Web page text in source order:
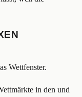
Wettfenster.
in den und